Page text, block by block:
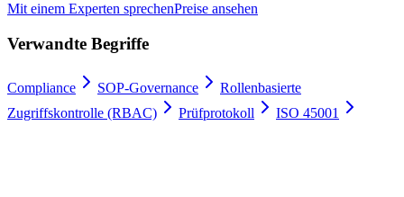
Mit einem Experten sprechenPreise ansehen
Verwandte Begriffe
Compliance SOP-Governance
Rollenbasierte
Zugriffskontrolle (RBAC)
Prüfprotokoll ISO 45001